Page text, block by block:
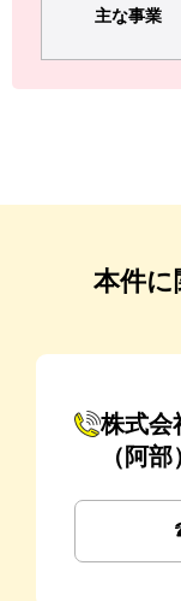
主な事業
本件
株式
（阿部